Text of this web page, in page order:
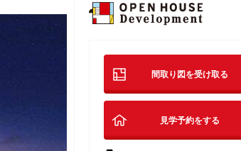
間取り図を受け取る
見学予約をする